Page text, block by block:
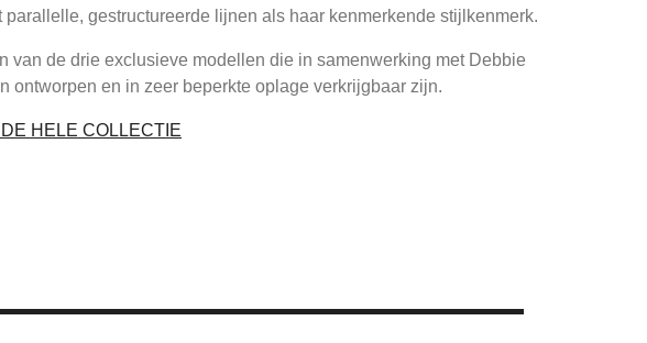
parallelle, gestructureerde lijnen als haar kenmerkende stijlkenmerk.
van de drie exclusieve modellen die in samenwerking met Debbie
ontworpen en in zeer beperkte oplage verkrijgbaar zijn.
HELE COLLECTIE